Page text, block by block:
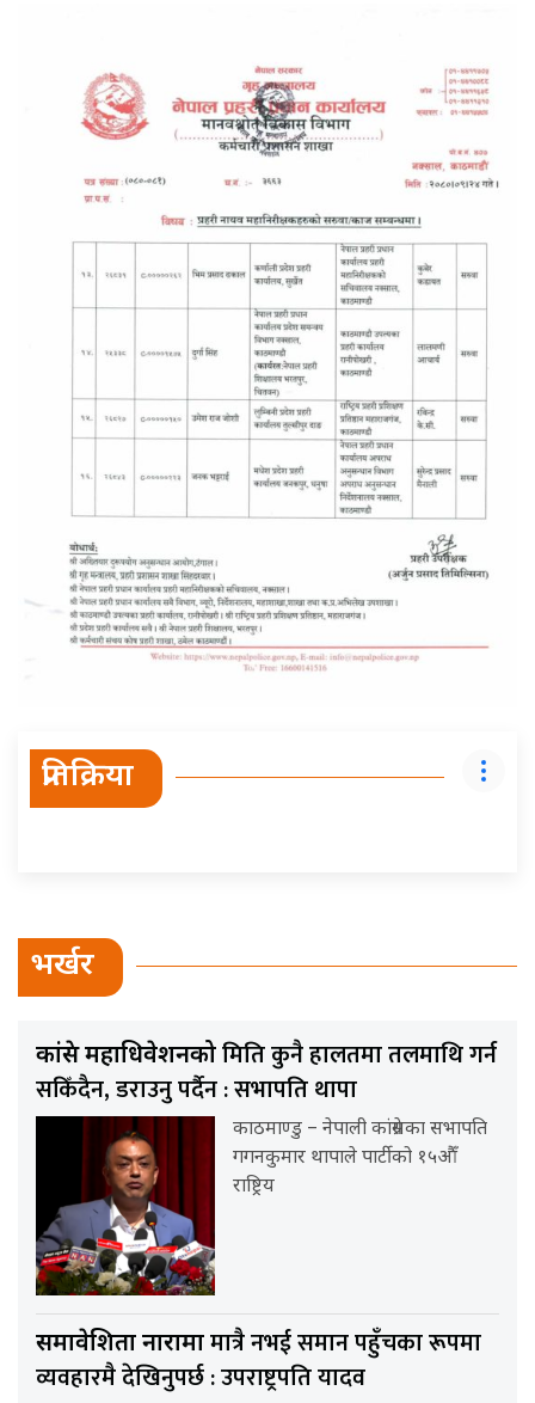
प्रतिक्रिया
भर्खर
कांग्रेस महाधिवेशनकोमिति कुनै हालतमा तलमाथि गर्न
सकिँदैन, डराउनु पर्दैन : सभापति थापा
काठमाण्डु – नेपाली कांग्रेसका सभापति
गगनकुमार थापाले पार्टीको १५औँ
राष्ट्रिय
समावेशिता नारामामात्रै नभई समान पहुँचका रूपमा
व्यवहारमै देखिनुपर्छ : उपराष्ट्रपति यादव